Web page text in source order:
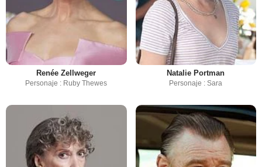
Renée Zellweger
Personaje : Ruby Thewes
Natalie Portman
Personaje : Sara